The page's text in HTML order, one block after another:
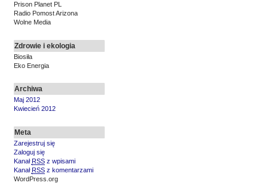
Prison Planet PL
Radio Pomost Arizona
Wolne Media
Zdrowie i ekologia
Biosiła
Eko Energia
Archiwa
Maj 2012
Kwiecień 2012
Meta
Zarejestruj się
Zaloguj się
Kanał RSSz wpisami
Kanał RSSz komentarzami
WordPress.org